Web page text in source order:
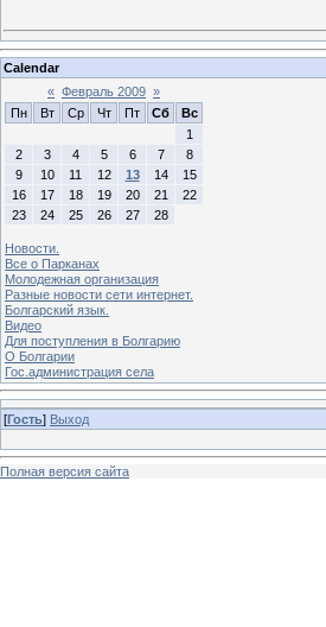
Calendar
« Февраль 2009 »
Пн
Вт Ср Чт Пт Сб
Вс
1
2
3 4 5 6 7
8
9
10 11 12 13 14
15
16
17 18 19 20 21
22
23
24 25 26 27 28
Новости.
Все о Парканах
Молодежная организация
Разные новости сети интернет.
Болгарский язык.
Видео
Для поступления в Болгарию
О Болгарии
Гос.администрация села
[Гость] Выход
Полная версия сайта